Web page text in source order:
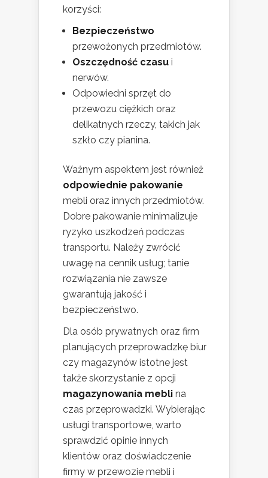
korzyści:
Bezpieczeństwo
przewożonych przedmiotów.
Oszczędność czasu i
nerwów.
Odpowiedni sprzęt do
przewozu ciężkich oraz
delikatnych rzeczy, takich jak
szkło czy pianina.
Ważnym aspektem jest również
odpowiednie pakowanie
mebli oraz innych przedmiotów.
Dobre pakowanie minimalizuje
ryzyko uszkodzeń podczas
transportu. Należy zwrócić
uwagę na cennik usług; tanie
rozwiązania nie zawsze
gwarantują jakość i
bezpieczeństwo.
Dla osób prywatnych oraz firm
planujących przeprowadzkę biur
czy magazynów istotne jest
także skorzystanie z opcji
magazynowania mebli na
czas przeprowadzki. Wybierając
usługi transportowe, warto
sprawdzić opinie innych
klientów oraz doświadczenie
firmy w przewozie mebli i